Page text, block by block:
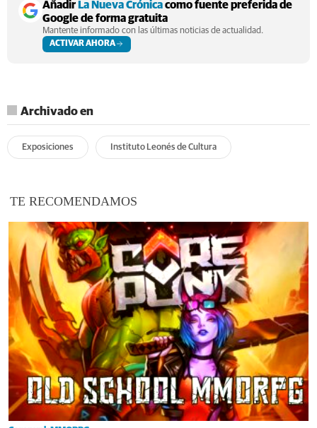
AñadirLa Nueva Crónicacomo fuente preferida de
Google de forma gratuita
Mantente informado con las últimas noticias de actualidad.
ACTIVAR AHORA
Archivado en
Exposiciones Instituto Leonés de Cultura
TE RECOMENDAMOS